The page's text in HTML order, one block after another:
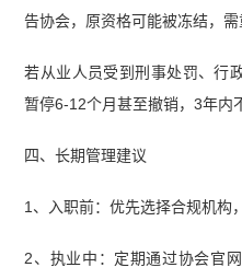
告协会，原资格可能被冻结，需
若从业人员受到刑事处罚、行
暂停6-12个月甚至撤销，3年内
四、长期管理建议
1、入职前：优先选择合规机构
2、执业中：定期通过协会官